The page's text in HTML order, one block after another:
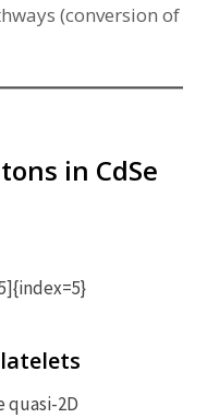
(conversion of
in CdSe
quasi-2D